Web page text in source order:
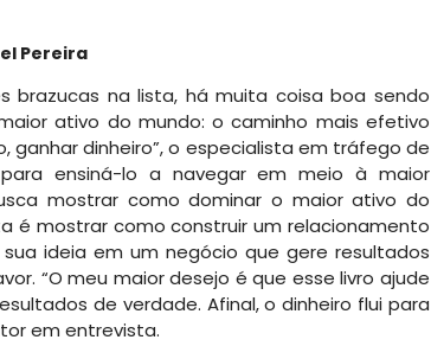
Pereira
na lista, há muita coisa boa sendo
ativo do mundo: o caminho mais efetivo
ganhar dinheiro”, o especialista em tráfego de
ensiná-lo a navegar em meio à maior
mostrar como dominar o maior ativo do
é mostrar como construir um relacionamento
ideia em um negócio que gere resultados
“O meu maior desejo é que esse livro ajude
de verdade. Afinal, o dinheiro flui para
em entrevista.